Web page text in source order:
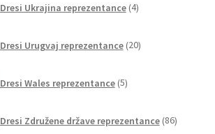
Dresi Ukrajina reprezentance 4izdelki
Dresi Urugvaj reprezentance 20izdelkov
Dresi Wales reprezentance 5izdelkov
Dresi Združene države reprezentance 86izdelkov